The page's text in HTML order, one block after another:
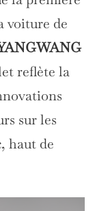
voiture de
reflète la
sur les
haut de